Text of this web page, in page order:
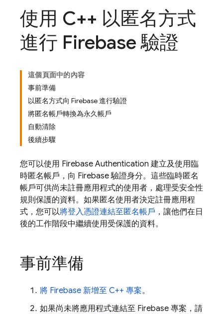
使用 C++ 以匿名方式
進行 Firebase 驗證
這個頁面中的內容
事前準備
以匿名方式向 Firebase 進行驗證
將匿名帳戶轉換為永久帳戶
自動清除
後續步驟
您可以使用 Firebase Authentication 建立及使用臨
時匿名帳戶，向 Firebase 驗證身分。這些臨時匿名
帳戶可供尚未註冊應用程式的使用者，處理受安全性
規則保護的資料。如果匿名使用者決定註冊應用程
式，您可以將登入憑證連結至匿名帳戶 ，讓他們在日
後的工作階段中繼續使用受保護的資料。
事前準備
將 Firebase 新增至 C++ 專案。
如果尚未將應用程式連結至 Firebase 專案，請